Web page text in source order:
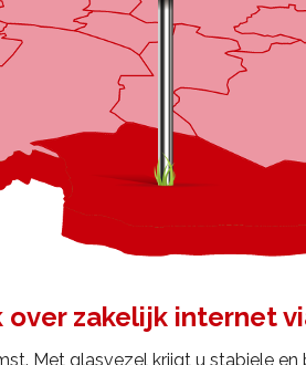
zakelijk internet
Met glasvezel krijgt u stabiele